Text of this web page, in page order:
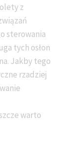
z
sterowania
tych osłon
Jakby tego
rzadziej
warto